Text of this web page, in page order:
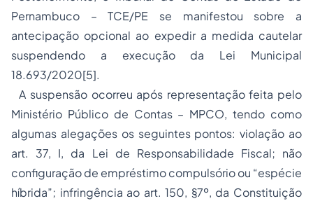
Pernambuco – TCE/PE se manifestou sobre a
antecipação opcional ao expedir a medida cautelar
suspendendo a execução da Lei Municipal
18.693/2020[5].
A suspensão ocorreu após representação feita pelo
Ministério Público de Contas – MPCO, tendo como
algumas alegações os seguintes pontos: violação ao
art. 37, I, da Lei de Responsabilidade Fiscal; não
configuração de empréstimo compulsório ou “espécie
híbrida”; infringência ao art. 150, §7º, da Constituição